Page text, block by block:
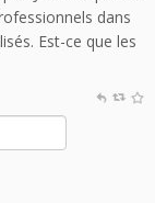
dans
Est-ce que les